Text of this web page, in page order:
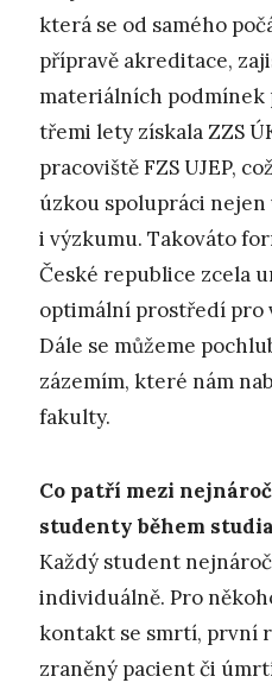
která se od samého
přípravě akreditace,
materiálních podmínek
třemi lety získala ZZS
pracoviště FZS UJEP,
úzkou spolupráci nejen
i výzkumu. Takováto
České republice zcela
optimální prostředí pro
Dále se můžeme
zázemím, které nám
fakulty.
Co patří mezi
studenty během
Každý student
individuálně. Pro
kontakt se smrtí, první
zraněný pacient či